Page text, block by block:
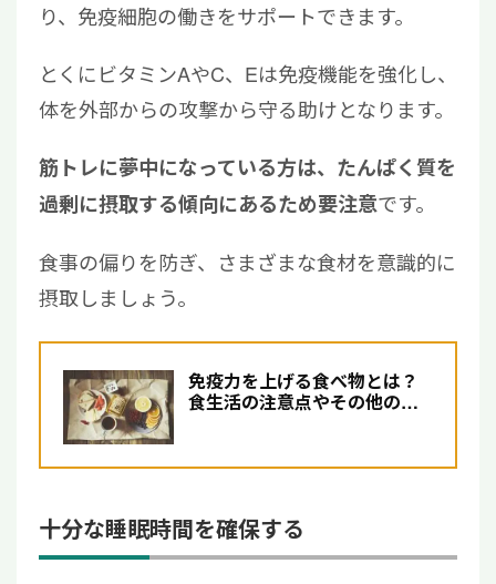
り、免疫細胞の働きをサポートできます。
とくにビタミンAやC、Eは免疫機能を強化し、
体を外部からの攻撃から守る助けとなります。
筋トレに夢中になっている方は、たんぱく質を
過剰に摂取する傾向にあるため要注意です。
食事の偏りを防ぎ、さまざまな食材を意識的に
摂取しましょう。
免疫力を上げる食べ物とは？
食生活の注意点やその他の改
十分な睡眠時間を確保する